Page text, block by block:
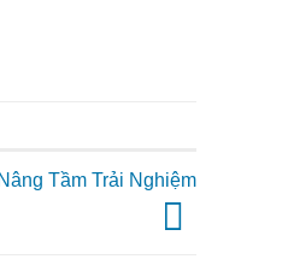
Tầm Trải Nghiệm